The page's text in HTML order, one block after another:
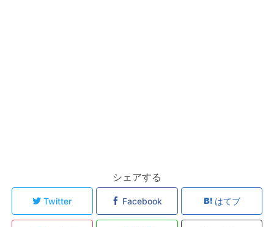
シェアする
Twitter Facebook はてブ